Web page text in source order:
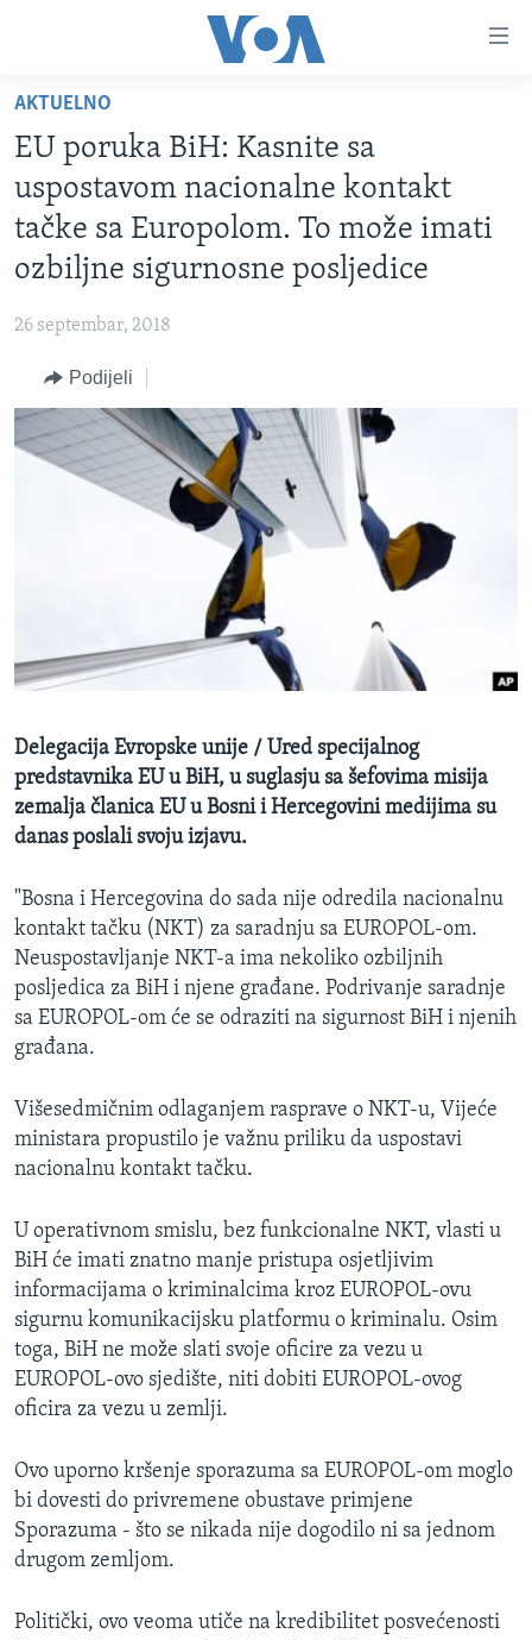
glavni
sadržaj
na
glavnu
navigaciju
na
TV PROGRAM
VIDEO
FOTOGRAFIJE DANA
VIJESTI
BOSNA I HERCEGOVINA
SVIJET
SPECIJALNI PROJEKTI
KORUPCIJA
SLOBODA MEDIJA
ŽENSKA STRANA
IZBJEGLIČKA STRANA
Learning English
Jezici
AKTUELNO
EU poruka BiH: Kasnite sa
uspostavom nacionalne kontakt
tačke sa Europolom. To može imati
ozbiljne sigurnosne posljedice
26 septembar, 2018
Podijeli
Delegacija Evropske unije / Ured specijalnog
predstavnika EU u BiH, u suglasju sa šefovima misija
zemalja članica EU u Bosni i Hercegovini medijima su
danas poslali svoju izjavu.
"Bosna i Hercegovina do sada nije odredila nacionalnu
kontakt tačku (NKT) za saradnju sa EUROPOL-om.
Neuspostavljanje NKT-a ima nekoliko ozbiljnih
posljedica za BiH i njene građane. Podrivanje saradnje
sa EUROPOL-om će se odraziti na sigurnost BiH i njenih
građana.
Višesedmičnim odlaganjem rasprave o NKT-u, Vijeće
ministara propustilo je važnu priliku da uspostavi
nacionalnu kontakt tačku.
U operativnom smislu, bez funkcionalne NKT, vlasti u
BiH će imati znatno manje pristupa osjetljivim
informacijama o kriminalcima kroz EUROPOL-ovu
sigurnu komunikacijsku platformu o kriminalu. Osim
toga, BiH ne može slati svoje oficire za vezu u
EUROPOL-ovo sjedište, niti dobiti EUROPOL-ovog
oficira za vezu u zemlji.
Ovo uporno kršenje sporazuma sa EUROPOL-om moglo
bi dovesti do privremene obustave primjene
Sporazuma - što se nikada nije dogodilo ni sa jednom
drugom zemljom.
Politički, ovo veoma utiče na kredibilitet posvećenosti